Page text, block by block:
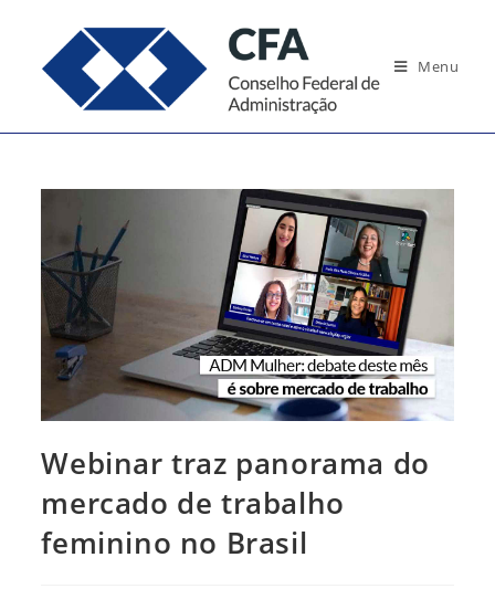
conteúdo
Menu
Webinar traz panorama do
mercado de trabalho
feminino no Brasil